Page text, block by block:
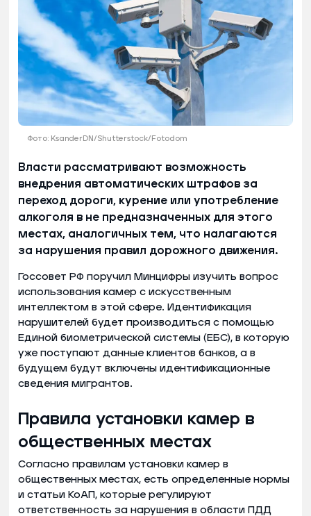
Фото: KsanderDN/Shutterstock/Fotodom
Власти рассматривают возможность
внедрения автоматических штрафов за
переход дороги, курение или употребление
алкоголя в не предназначенных для этого
местах, аналогичных тем, что налагаются
за нарушения правил дорожного движения.
Госсовет РФ поручил Минцифры изучить вопрос
использования камер с искусственным
интеллектом в этой сфере. Идентификация
нарушителей будет производиться с помощью
Единой биометрической системы (ЕБС), в которую
уже поступают данные клиентов банков, а в
будущем будут включены идентификационные
сведения мигрантов.
Правила установки камер в
общественных местах
Согласно правилам установки камер в
общественных местах, есть определенные нормы
и статьи КоАП, которые регулируют
ответственность за нарушения в области ПДД